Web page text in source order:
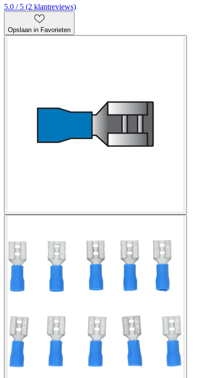
5.0 / 5 (2 klantreviews)
Opslaan in Favorieten